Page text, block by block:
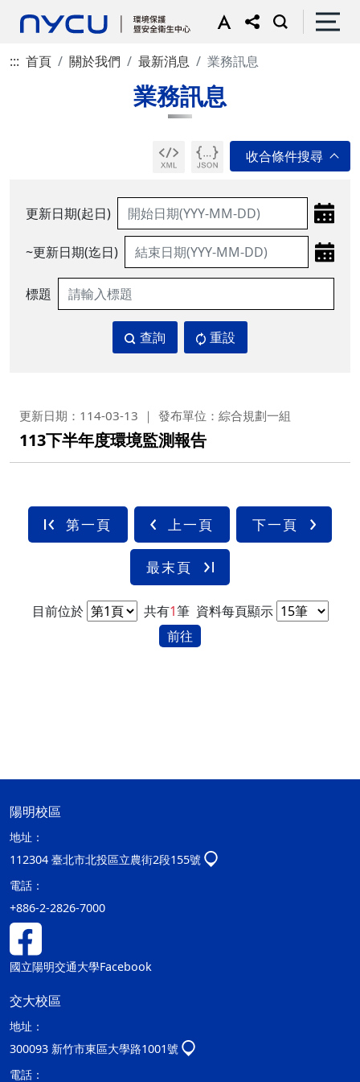
::: 首頁 關於我們 最新消息 業務訊息
業務訊息
更新日期(起日)
~更新日期(迄日)
標題
查詢 重設
更新日期：114-03-13 發布單位：綜合規劃一組
113下半年度環境監測報告
第一頁 上一頁 下一頁
最末頁
目前位於 共有1筆 資料每頁顯示
前往
陽明校區
地址：
112304 臺北市北投區立農街2段155號
電話：
+886-2-2826-7000
國立陽明交通大學Facebook
交大校區
地址：
300093 新竹市東區大學路1001號
電話：